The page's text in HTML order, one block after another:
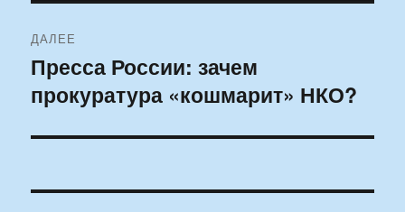
ДАЛЕЕ
Следующая
запись:
Пресса России: зачем
прокуратура «кошмарит» НКО?